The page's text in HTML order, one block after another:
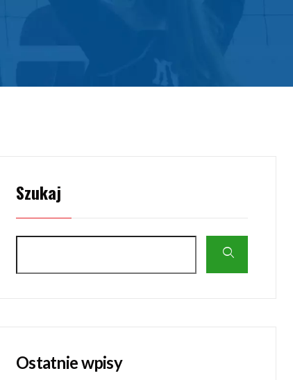
Szukaj
Ostatnie wpisy